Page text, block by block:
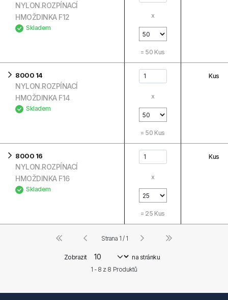
NYLON.ROZPÍNACÍ
HMOŽDINKA F12
Skladem
x
= 50 Kus
8000 14
NYLON.ROZPÍNACÍ
HMOŽDINKA F14
Skladem
x
= 50 Kus
Kus
8000 16
NYLON.ROZPÍNACÍ
HMOŽDINKA F16
Skladem
x
= 25 Kus
Kus
Zobrazit
na stránku
1 - 8 z 8 Produktů
Strana 1 / 1